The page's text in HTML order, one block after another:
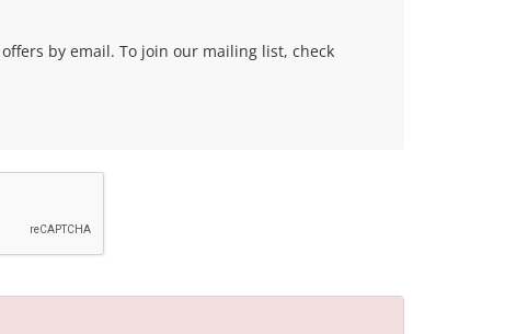
by email. To join our mailing list, check